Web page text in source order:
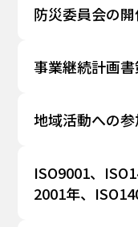
防災委員会の
事業継続計画
地域活動への参
ISO9001、
2001年、